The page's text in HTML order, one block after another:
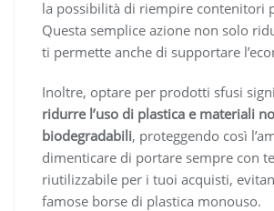
la possibilità di riempire contenitori
Questa semplice azione non solo
ti permette anche di supportare
Inoltre, optare per prodotti sfusi
ridurre l’uso di plastica e materiali
biodegradabili, proteggendo così
dimenticare di portare sempre con
riutilizzabile per i tuoi acquisti,
famose borse di plastica monouso.